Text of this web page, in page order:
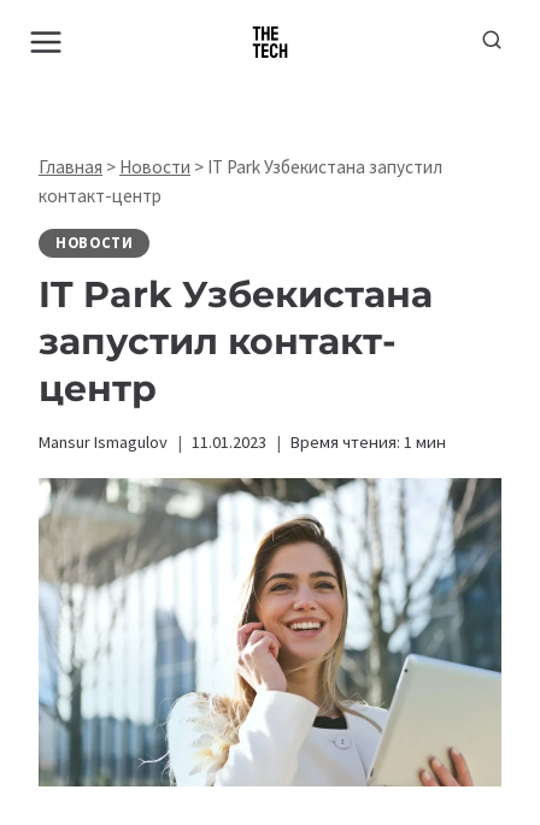
Главная > Новости > IT Park Узбекистана запустил
контакт-центр
НОВОСТИ
IT Park Узбекистана
запустил контакт-
центр
Mansur Ismagulov 11.01.2023 Время чтения: 1 мин